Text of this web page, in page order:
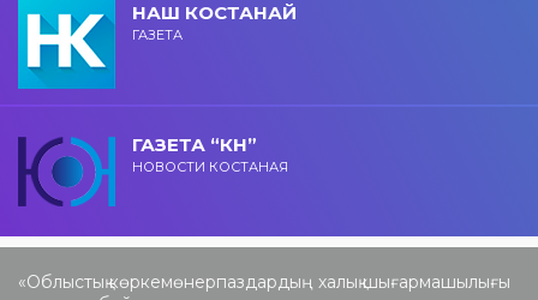
НАШ КОСТАНАЙ
ГАЗЕТА
ГАЗЕТА “КН”
НОВОСТИ КОСТАНАЯ
«Облыстық көркемөнерпаздардың халық шығармашылығы